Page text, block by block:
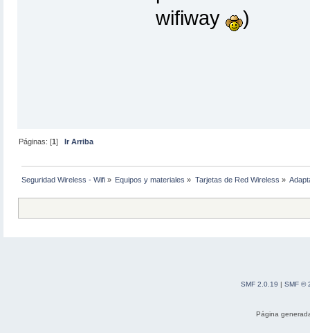
wifiway
)
Páginas: [1]Ir Arriba
Seguridad Wireless - Wifi » Equipos y materiales » Tarjetas de Red Wireless »
SMF 2.0.19 | SMF ©
Página